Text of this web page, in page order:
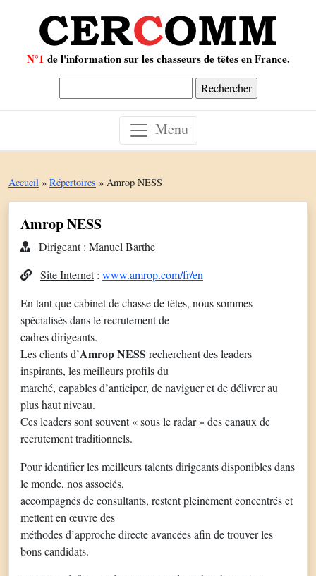
N°1 de l'information sur les chasseurs de têtes en France.
Menu
Accueil » Répertoires » Amrop NESS
Amrop NESS
Dirigeant: Manuel Barthe
Site Internet: www.amrop.com/fr/en
En tant que cabinet de chasse de têtes, nous sommes
spécialisés dans le recrutement de
cadres dirigeants.
Les clients d’Amrop NESS recherchent des leaders
inspirants, les meilleurs profils du
marché, capables d’anticiper, de naviguer et de délivrer au
plus haut niveau.
Ces leaders sont souvent « sous le radar » des canaux de
recrutement traditionnels.
Pour identifier les meilleurs talents dirigeants disponibles dans
le monde, nos associés,
accompagnés de consultants, restent pleinement concentrés et
mettent en œuvre des
méthodes d’approche directe avancées afin de trouver les
bons candidats.